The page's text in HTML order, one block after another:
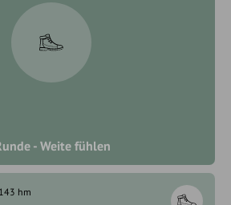
- Weite fühlen
143 hm